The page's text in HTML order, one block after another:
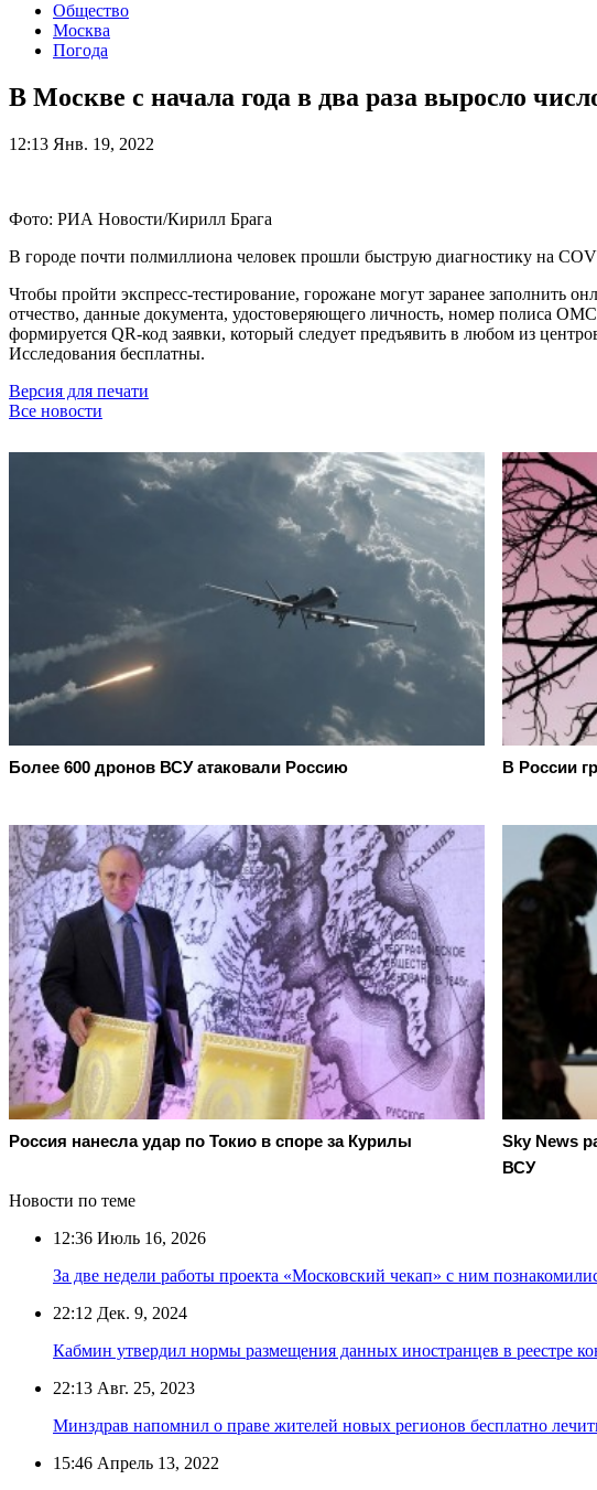
Общество
Москва
Погода
В Москве с начала года в два раза выросло
12:13 Янв. 19, 2022
Фото: РИА Новости/Кирилл Брага
В городе почти полмиллиона человек прошли быструю диагностику на
Чтобы пройти экспресс-тестирование, горожане могут заранее
отчество, данные документа, удостоверяющего личность, номер полиса
формируется QR-код заявки, который следует предъявить в любом из
Исследования бесплатны.
Версия для печати
Все новости
Более 600 дронов ВСУ атаковали Россию В России
Россия нанесла удар по Токио в споре за Курилы
Sky News
ВСУ
Новости по теме
12:36 Июль 16, 2026
За две недели работы проекта «Московский чекап» с ним
22:12 Дек. 9, 2024
Кабмин утвердил нормы размещения данных иностранцев в реестре
22:13 Авг. 25, 2023
Минздрав напомнил о праве жителей новых регионов бесплатно
15:46 Апрель 13, 2022